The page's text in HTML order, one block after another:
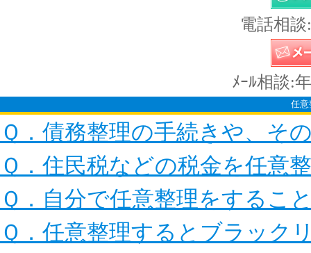
電話相
ﾒｰﾙ相談:
任意
Ｑ．債務整理の手続きや、そ
Ｑ．住民税などの税金を任意
Ｑ．自分で任意整理をするこ
Ｑ．任意整理するとブラック